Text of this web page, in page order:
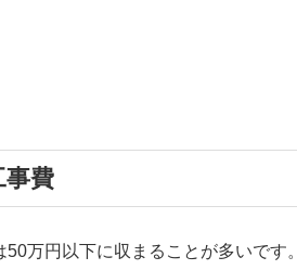
事費
50万円以下に収まることが多いで